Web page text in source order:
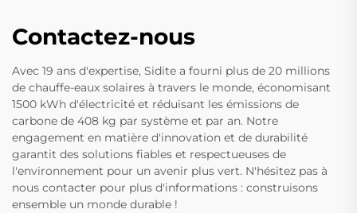
Contactez-nous
Avec 19 ans d'expertise, Sidite a fourni plus de 20 millions
de chauffe-eaux solaires à travers le monde, économisant
1500 kWh d'électricité et réduisant les émissions de
carbone de 408 kg par système et par an. Notre
engagement en matière d'innovation et de durabilité
garantit des solutions fiables et respectueuses de
l'environnement pour un avenir plus vert. N'hésitez pas à
nous contacter pour plus d'informations : construisons
ensemble un monde durable !